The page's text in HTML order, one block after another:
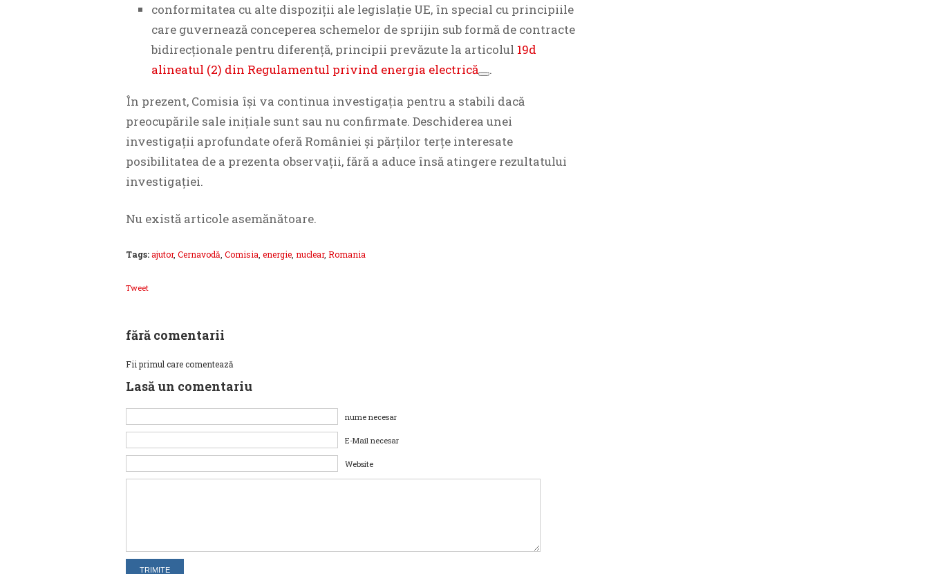
conformitatea cu alte dispoziții ale legislație UE, în special cu principiile
care guvernează conceperea schemelor de sprijin sub formă de contracte
bidirecționale pentru diferență, principii prevăzute la articolul 19d
alineatul (2) din Regulamentul privind energia electrică
.
În prezent, Comisia își va continua investigația pentru a stabili dacă
preocupările sale inițiale sunt sau nu confirmate. Deschiderea unei
investigații aprofundate oferă României și părților terțe interesate
posibilitatea de a prezenta observații, fără a aduce însă atingere rezultatului
investigației.
Nu există articole asemănătoare.
Tags:ajutor, Cernavodă Comisia energie nuclear, Romania
Tweet
fără comentarii
Fii primul care comentează
Lasă un comentariu
nume necesar
E-Mail necesar
Website